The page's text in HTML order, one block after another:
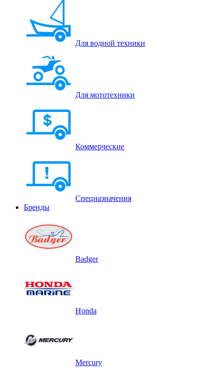
Для водной техники
Для мототехники
Коммерческие
Спецназначения
Бренды
Badger
Honda
Mercury